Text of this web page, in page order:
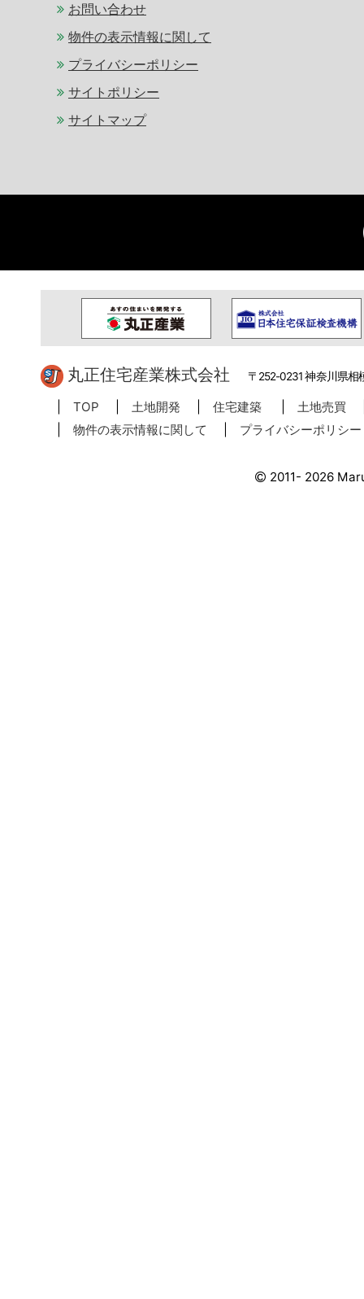
お問い合わせ
物件の表示情報に関して
プライバシーポリシー
サイトポリシー
サイトマップ
丸正住宅産業株式会社 〒252-0231 神奈川県相
TOP 土地開発 住宅建築
土地売買
物件の表示情報に関して
プライバシーポリシー
2011- 2026